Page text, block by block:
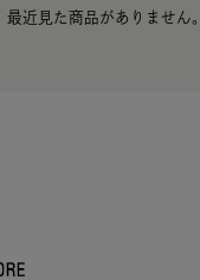
最近見た商品がありません。